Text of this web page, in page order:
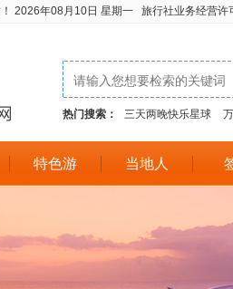
2026年08月10日 星期一 旅行社业务经营许
热门搜索： 三天两晚快乐星球
特色游 当地人